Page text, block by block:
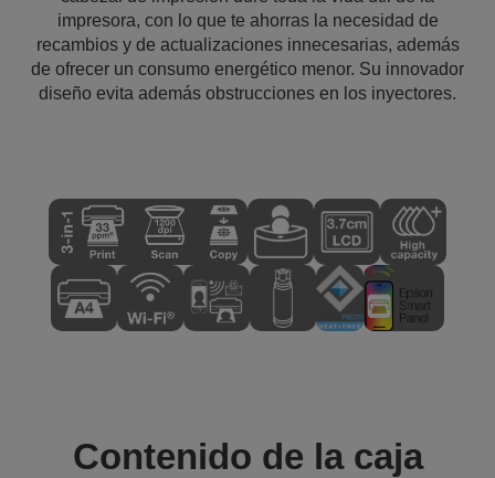
impresora, con lo que te ahorras la necesidad de
recambios y de actualizaciones innecesarias, además
de ofrecer un consumo energético menor. Su innovador
diseño evita además obstrucciones en los inyectores.
Contenido de la caja